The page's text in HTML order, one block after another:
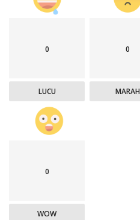
0
LUCU
0
MARAH
0
WOW